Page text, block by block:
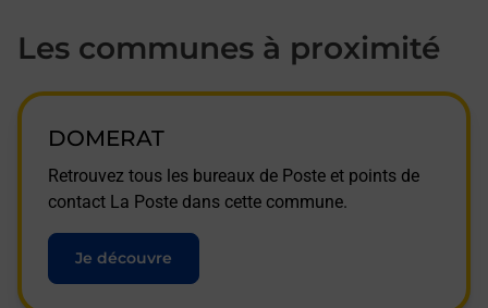
Les communes à proximité
DOMERAT
Retrouvez tous les bureaux de Poste et points de
contact La Poste dans cette commune.
Je découvre